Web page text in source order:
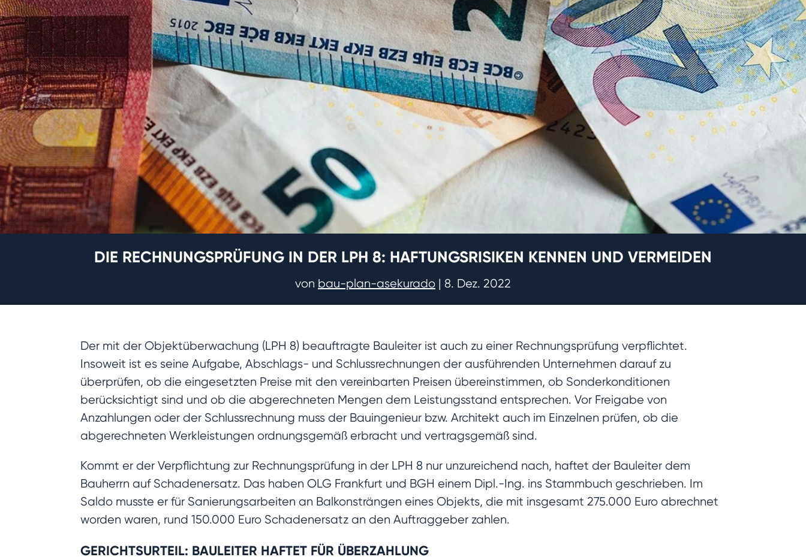
DIE RECHNUNGSPRÜFUNG IN DER LPH 8: HAFTUNGSRISIKEN KENNEN UND VERMEIDEN
von bau-plan-asekurado | 8. Dez. 2022
Der mit der Objektüberwachung (LPH 8) beauftragte Bauleiter ist auch zu einer Rechnungsprüfung verpflichtet.
Insoweit ist es seine Aufgabe, Abschlags- und Schlussrechnungen der ausführenden Unternehmen darauf zu
überprüfen, ob die eingesetzten Preise mit den vereinbarten Preisen übereinstimmen, ob Sonderkonditionen
berücksichtigt sind und ob die abgerechneten Mengen dem Leistungsstand entsprechen. Vor Freigabe von
Anzahlungen oder der Schlussrechnung muss der Bauingenieur bzw. Architekt auch im Einzelnen prüfen, ob die
abgerechneten Werkleistungen ordnungsgemäß erbracht und vertragsgemäß sind.
Kommt er der Verpflichtung zur Rechnungsprüfung in der LPH 8 nur unzureichend nach, haftet der Bauleiter dem
Bauherrn auf Schadenersatz. Das haben OLG Frankfurt und BGH einem Dipl.-Ing. ins Stammbuch geschrieben. Im
Saldo musste er für Sanierungsarbeiten an Balkonsträngen eines Objekts, die mit insgesamt 275.000 Euro abrechnet
worden waren, rund 150.000 Euro Schadenersatz an den Auftraggeber zahlen.
GERICHTSURTEIL: BAULEITER HAFTET FÜR ÜBERZAHLUNG